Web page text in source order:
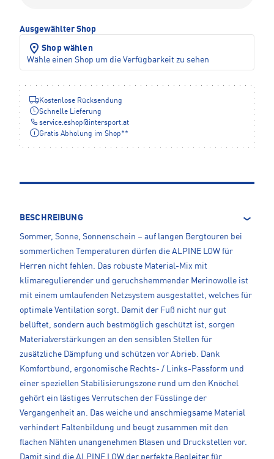
Ausgewählter Shop
Shop wählen
Wähle einen Shop um die Verfügbarkeit zu sehen
Kostenlose Rücksendung
Schnelle Lieferung
service.eshop@intersport.at
Gratis Abholung im Shop**
BESCHREIBUNG
Sommer, Sonne, Sonnenschein – auf langen Bergtouren bei
sommerlichen Temperaturen dürfen die ALPINE LOW für
Herren nicht fehlen. Das robuste Material-Mix mit
klimaregulierender und geruchshemmender Merinowolle ist
mit einem umlaufenden Netzsystem ausgestattet, welches für
optimale Ventilation sorgt. Damit der Fuß nicht nur gut
belüftet, sondern auch bestmöglich geschützt ist, sorgen
Materialverstärkungen an den sensiblen Stellen für
zusätzliche Dämpfung und schützen vor Abrieb. Dank
Komfortbund, ergonomische Rechts- / Links-Passform und
einer speziellen Stabilisierungszone rund um den Knöchel
gehört ein lästiges Verrutschen der Füsslinge der
Vergangenheit an. Das weiche und anschmiegsame Material
verhindert Faltenbildung und beugt zusammen mit den
flachen Nähten unangenehmen Blasen und Druckstellen vor.
Damit sind die ALPINE LOW der perfekte Begleiter für